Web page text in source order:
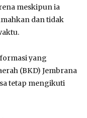
meskipun ia
dan tidak
yang
(BKD) Jembrana
tetap mengikuti